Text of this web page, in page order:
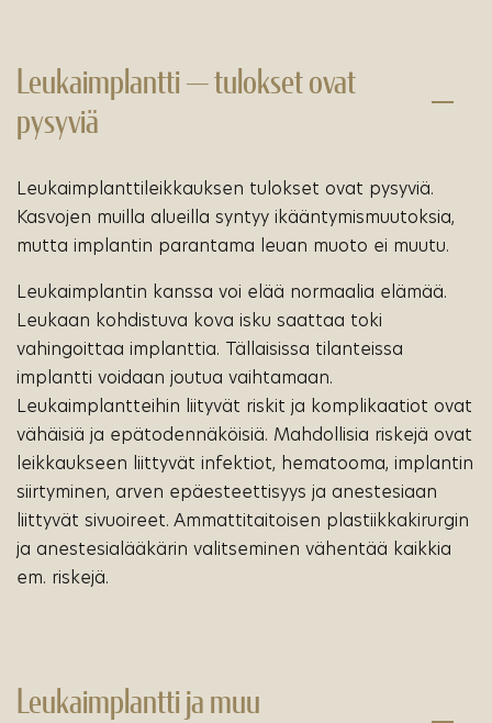
Leukaimplantti — tulokset ovat
pysyviä
Leukaimplanttileikkauksen tulokset ovat pysyviä.
Kasvojen muilla alueilla syntyy ikääntymismuutoksia,
mutta implantin parantama leuan muoto ei muutu.
Leukaimplantin kanssa voi elää normaalia elämää.
Leukaan kohdistuva kova isku saattaa toki
vahingoittaa implanttia. Tällaisissa tilanteissa
implantti voidaan joutua vaihtamaan.
Leukaimplantteihin liityvät riskit ja komplikaatiot ovat
vähäisiä ja epätodennäköisiä. Mahdollisia riskejä ovat
leikkaukseen liittyvät infektiot, hematooma, implantin
siirtyminen, arven epäesteettisyys ja anestesiaan
liittyvät sivuoireet. Ammattitaitoisen plastiikkakirurgin
ja anestesialääkärin valitseminen vähentää kaikkia
em. riskejä.
Leukaimplantti ja muu